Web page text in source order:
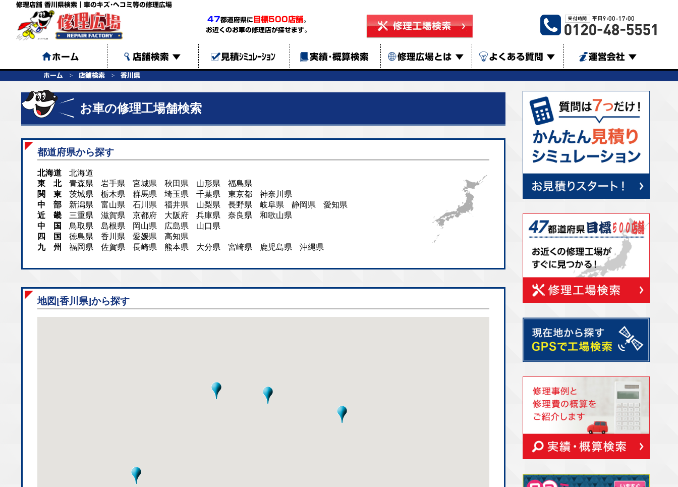
修理店舗 香川県検索｜車のキズ･ヘコミ等の修理広場
47都道府県に 目標500店舗。
お近くのお車の修理店が探せます。
ホーム 店舗検索 ▼ 見積ｼﾐｭﾚｰｼｮﾝ 実績･概算検索 修理広場とは ▼ よくある質問 ▼ 運営会社 ▼
ホーム 店舗検索 香川県
お車の修理工場舗検索
都道府県から探す
北海道
北海道
東 北
青森県 岩手県 宮城県 秋田県 山形県
福島県
関 東
茨城県 栃木県 群馬県 埼玉県 千葉県 東京都
神奈川県
中 部
新潟県 富山県 石川県 福井県 山梨県 長野県 岐阜県 静岡県
愛知県
近 畿
三重県 滋賀県 京都府 大阪府 兵庫県 奈良県
和歌山県
中 国
鳥取県 島根県 岡山県 広島県
山口県
四 国
徳島県 香川県 愛媛県
高知県
九 州
福岡県 佐賀県 長崎県 熊本県 大分県 宮崎県 鹿児島県 沖縄県
地図[香川県]から探す